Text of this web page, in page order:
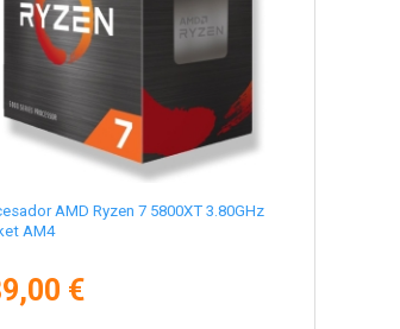
AMD Ryzen 7 5800XT 3.80GHz
AM4
€